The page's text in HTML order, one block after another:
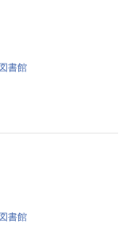
書館
書館